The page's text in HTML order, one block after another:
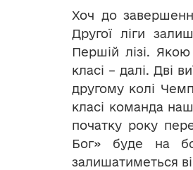
Хоч до
Другої ліги
Першій лізі.
класі – далі. Дві
другому колі
класі команда
початку року
Бог» буде на
залишатиметься